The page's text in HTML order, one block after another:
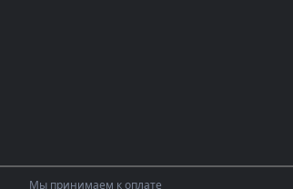
Мы принимаем к оплате